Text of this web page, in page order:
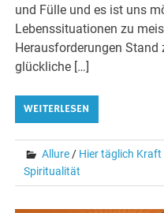
und Fülle und es ist uns
Lebenssituationen zu
Herausforderungen
glückliche […]
WEITERLESEN
Allure/ Hier täglich Kraft
Spiritualität